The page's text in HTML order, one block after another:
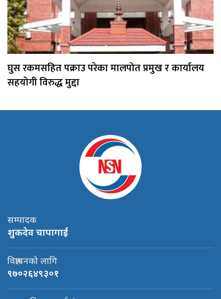
घुस रकमसहित पक्राउ परेका मालपोत प्रमुख र कार्यालय
सहयोगी विरुद्ध मुद्दा
सम्पादक
शुकदेव चापागाई
विज्ञापनको लागि
९७०२६४९३०१